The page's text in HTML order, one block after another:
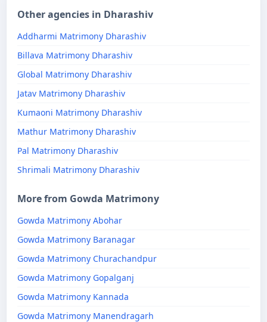
Other agencies in Dharashiv
Addharmi Matrimony Dharashiv
Billava Matrimony Dharashiv
Global Matrimony Dharashiv
Jatav Matrimony Dharashiv
Kumaoni Matrimony Dharashiv
Mathur Matrimony Dharashiv
Pal Matrimony Dharashiv
Shrimali Matrimony Dharashiv
More from Gowda Matrimony
Gowda Matrimony Abohar
Gowda Matrimony Baranagar
Gowda Matrimony Churachandpur
Gowda Matrimony Gopalganj
Gowda Matrimony Kannada
Gowda Matrimony Manendragarh